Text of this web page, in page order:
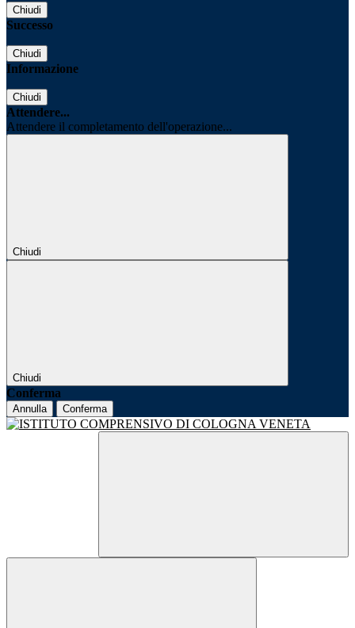
Chiudi
Successo
Chiudi
Informazione
Chiudi
Attendere...
Attendere il completamento dell'operazione...
Chiudi
Chiudi
Conferma
Annulla Conferma